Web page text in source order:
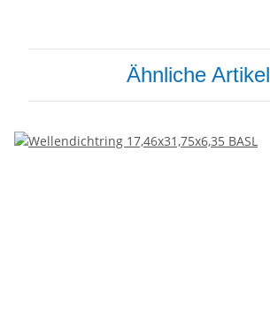
Ähnliche Artikel